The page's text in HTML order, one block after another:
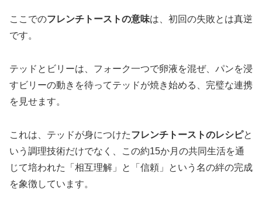
ここでのフレンチトーストの意味は、初回の失敗とは真逆
です。
テッドとビリーは、フォーク一つで卵液を混ぜ、パンを浸
すビリーの動きを待ってテッドが焼き始める、完璧な連携
を見せます。
これは、テッドが身につけたフレンチトーストのレシピと
いう調理技術だけでなく、この約15か月の共同生活を通
じて培われた「相互理解」と「信頼」という名の絆の完成
を象徴しています。